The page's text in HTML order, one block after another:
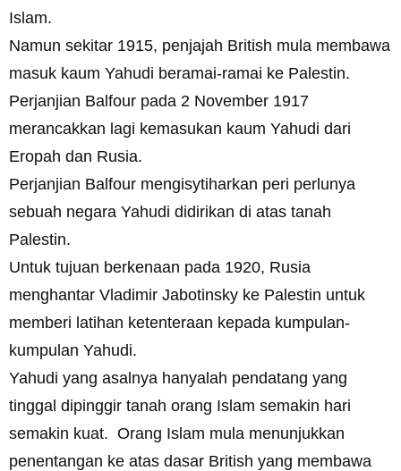
Islam.
Namun sekitar 1915, penjajah British mula membawa
masuk kaum Yahudi beramai-ramai ke Palestin.
Perjanjian Balfour pada 2 November 1917
merancakkan lagi kemasukan kaum Yahudi dari
Eropah dan Rusia.
Perjanjian Balfour mengisytiharkan peri perlunya
sebuah negara Yahudi didirikan di atas tanah
Palestin.
Untuk tujuan berkenaan pada 1920, Rusia
menghantar Vladimir Jabotinsky ke Palestin untuk
memberi latihan ketenteraan kepada kumpulan-
kumpulan Yahudi.
Yahudi yang asalnya hanyalah pendatang yang
tinggal dipinggir tanah orang Islam semakin hari
semakin kuat. Orang Islam mula menunjukkan
penentangan ke atas dasar British yang membawa